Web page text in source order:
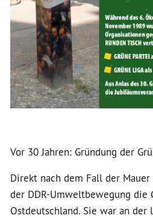
Vor 30 Jahren: Gründung der
Direkt nach dem Fall der
der DDR-Umweltbewegung die
Ostdeutschland. Sie war an der